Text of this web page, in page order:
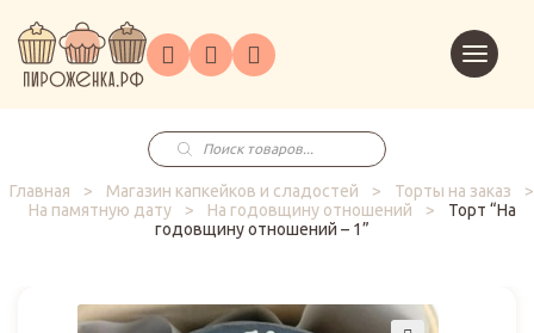
ГлавнаяКаталог
на
заказ
Праздники
Корпоративным
клиентам
в
корзину
Поиск
товаров
Главная
> Магазин капкейков и сладостей > Торты на заказ
>
На памятную дату
> На годовщину отношений >
Торт “На
годовщину отношений – 1”